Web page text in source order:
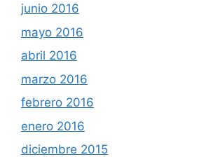
junio 2016
mayo 2016
abril 2016
marzo 2016
febrero 2016
enero 2016
diciembre 2015